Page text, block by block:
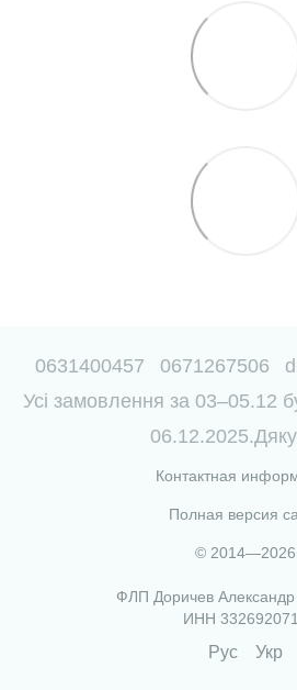
0631400457 0671267506
Усі замовлення за 03–05.12
Контактная
Полная версия
© 2014—2026
ФЛП Доричев Александр
ИНН
Рус Укр